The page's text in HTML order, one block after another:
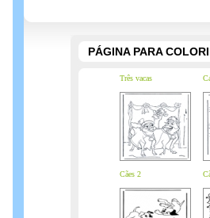
PÁGINA PARA
Três vacas
Cães 2